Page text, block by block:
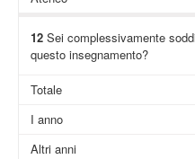
12Sei complessivamente
questo insegnamento?
Totale
I anno
Altri anni